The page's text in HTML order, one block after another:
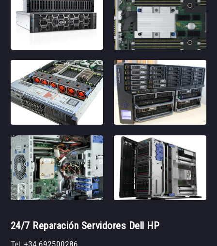
24/7 Reparación Servidores Dell HP
Tel:+34 692500286